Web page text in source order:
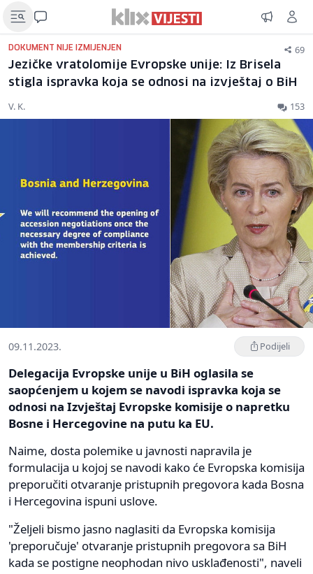
DOKUMENT NIJE IZMIJENJEN 69
Jezičke vratolomije Evropske unije: Iz Brisela
stigla ispravka koja se odnosi na izvještaj o BiH
V. K. 153
09.11.2023. Podijeli
Delegacija Evropske unije u BiH oglasila se
saopćenjem u kojem se navodi ispravka koja se
odnosi na Izvještaj Evropske komisije o napretku
Bosne i Hercegovine na putu ka EU.
Naime, dosta polemike u javnosti napravila je
formulacija u kojoj se navodi kako će Evropska komisija
preporučiti otvaranje pristupnih pregovora kada Bosna
i Hercegovina ispuni uslove.
"Željeli bismo jasno naglasiti da Evropska komisija
'preporučuje' otvaranje pristupnih pregovora sa BiH
kada se postigne neophodan nivo usklađenosti", naveli